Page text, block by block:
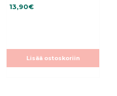
5:stä
13,90€
Lisää ostoskoriin